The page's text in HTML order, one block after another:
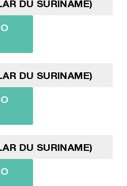
DU SURINAME)
DU SURINAME)
DU SURINAME)